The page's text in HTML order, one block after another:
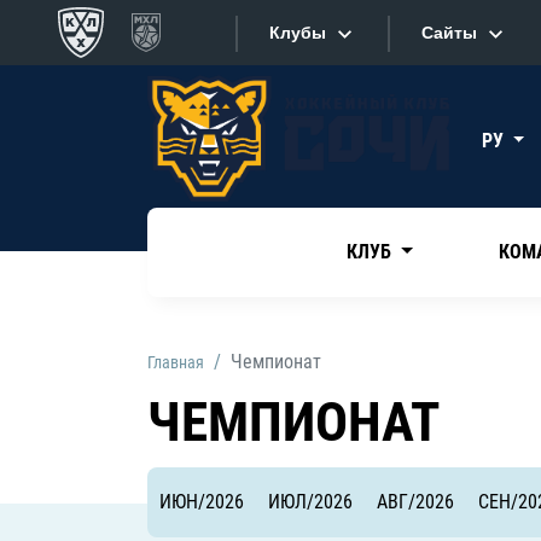
Клубы
ХК Сочи
Дивизион Тарасова
Динамо Мн
Динамо М
Сайты
Сайты
РУ
КЛУБ
Главная Чемпионат
ЧЕМПИОНАТ
ИЮН/2026 ИЮЛ/2026 АВГ/2026 СЕН/